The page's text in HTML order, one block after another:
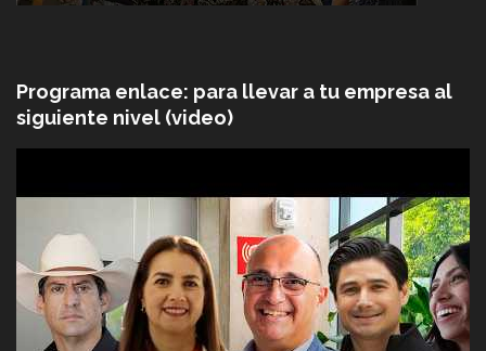
Programa enlace: para llevar a tu empresa al
siguiente nivel (video)